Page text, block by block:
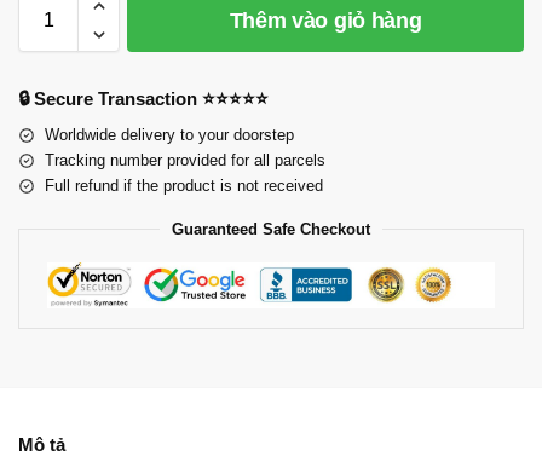
Thêm vào giỏ hàng
🔒 Secure Transaction ⭐⭐⭐⭐⭐
Worldwide delivery to your doorstep
Tracking number provided for all parcels
Full refund if the product is not received
Guaranteed Safe Checkout
Mô tả